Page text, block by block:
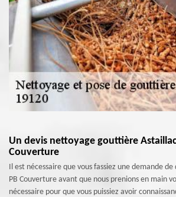
Un devis nettoyage gouttière
Couverture
Il est nécessaire que vous fassiez une demande
PB Couverture avant que nous prenions en main
nécessaire pour que vous puissiez avoir